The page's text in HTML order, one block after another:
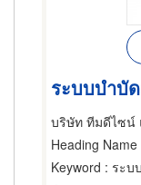
ระบบบำบั
บริษัท ทีมดีไซน์
Heading Name
Keyword : ระบ